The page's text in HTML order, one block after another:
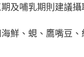
及哺乳期則建議
鮮、蜆、鷹嘴豆